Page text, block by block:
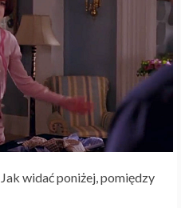
widać poniżej, pomiędzy